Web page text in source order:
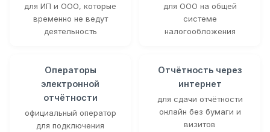
для ИП и ООО, которые
временно не ведут
деятельность
для ООО на общей
системе
налогообложения
Операторы
электронной
отчётности
официальный оператор
для подключения
Отчётность через
интернет
для сдачи отчётности
онлайн без бумаги и
визитов